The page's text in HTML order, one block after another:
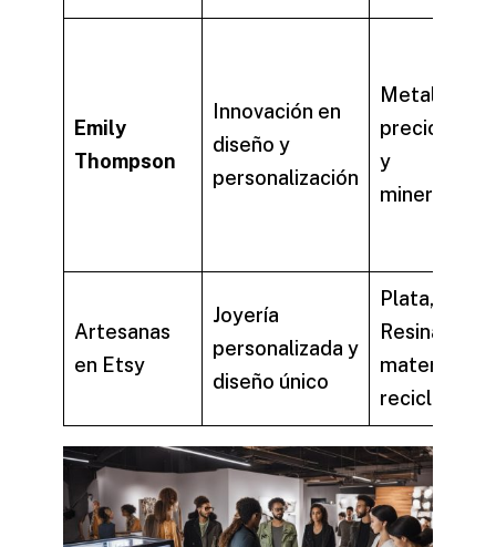
Emily
Thompson
Innovación en
diseño y
personalización
Metales
preciosos
y
minerales
Artesanas
en Etsy
Joyería
personalizada y
diseño único
Plata,
Resina, y
materiales
reciclados